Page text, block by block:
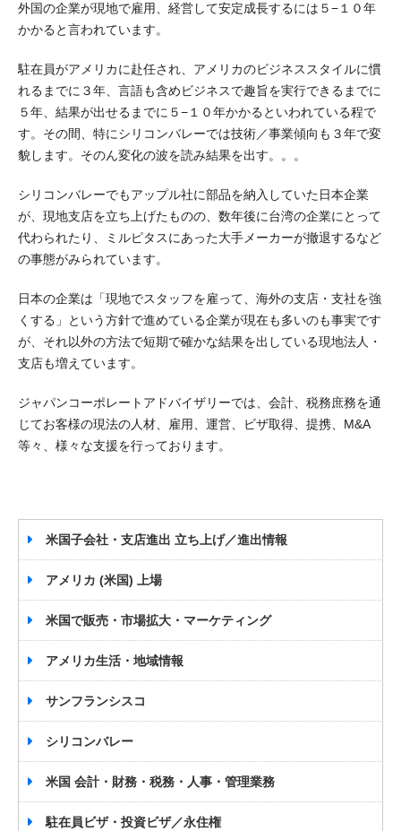
外国の企業が現地で雇用、経営して安定成長するには５−１０年
かかると言われています。
駐在員がアメリカに赴任され、アメリカのビジネススタイルに慣
れるまでに３年、言語も含めビジネスで趣旨を実行できるまでに
５年、結果が出せるまでに５−１０年かかるといわれている程で
す。その間、特にシリコンバレーでは技術／事業傾向も３年で変
貌します。そのん変化の波を読み結果を出す。。。
シリコンバレーでもアップル社に部品を納入していた日本企業
が、現地支店を立ち上げたものの、数年後に台湾の企業にとって
代わられたり、ミルピタスにあった大手メーカーが撤退するなど
の事態がみられています。
日本の企業は「現地でスタッフを雇って、海外の支店・支社を強
くする」という方針で進めている企業が現在も多いのも事実です
が、それ以外の方法で短期で確かな結果を出している現地法人・
支店も増えています。
ジャパンコーポレートアドバイザリーでは、会計、税務庶務を通
じてお客様の現法の人材、雇用、運営、ビザ取得、提携、M&A
等々、様々な支援を行っております。
米国子会社・支店進出 立ち上げ／進出情報
アメリカ (米国) 上場
米国で販売・市場拡大・マーケティング
アメリカ生活・地域情報
サンフランシスコ
シリコンバレー
米国 会計・財務・税務・人事・管理業務
駐在員ビザ・投資ビザ／永住権